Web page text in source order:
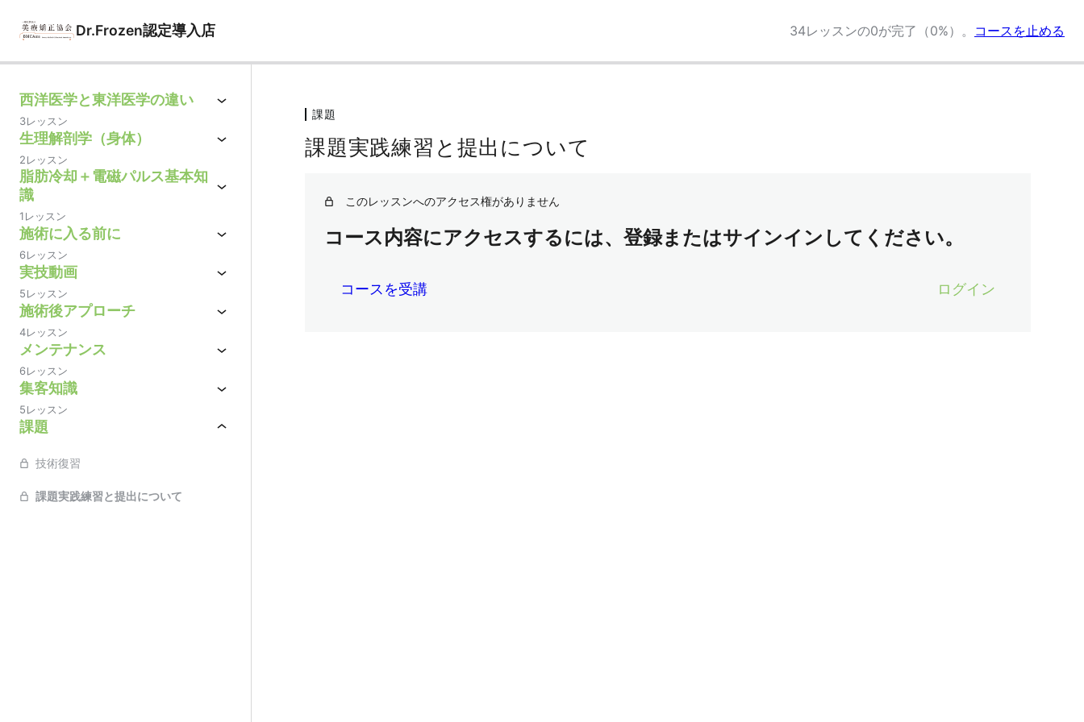
イ
ン
テ
へ
移
動
Dr.Frozen認定導入店 34レッスンの0が完了（0%）。 コースを止める
西洋医学と東洋医学の違い
3レッスン
生理解剖学（身体）
2レッスン
脂肪冷却＋電磁パルス基本知
識
1レッスン
施術に入る前に
6レッスン
実技動画
5レッスン
施術後アプローチ
4レッスン
メンテナンス
6レッスン
集客知識
5レッスン
課題
技術復習
課題実践練習と提出について
課題
課題実践練習と提出について
このレッスンへのアクセス権がありません
コース内容にアクセスするには、登録またはサインインしてください。
コースを受講 ログイン